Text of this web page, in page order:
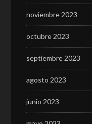
noviembre 2023
octubre 2023
septiembre 2023
agosto 2023
junio 2023